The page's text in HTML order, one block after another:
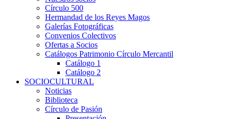
Círculo 500
Hermandad de los Reyes Magos
Galerías Fotográficas
Convenios Colectivos
Ofertas a Socios
Catálogos Patrimonio Círculo Mercantil
Catálogo 1
Catálogo 2
SOCIOCULTURAL
Noticias
Biblioteca
Círculo de Pasión